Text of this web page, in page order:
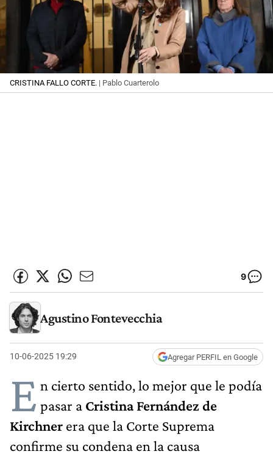
CRISTINA FALLO CORTE. | Pablo Cuarterolo
9
Agustino Fontevecchia
10-06-2025 19:29 Agregar PERFIL en Google
E n cierto sentido, lo mejor que le podía
pasar a Cristina Fernández de
Kirchner era que la Corte Suprema
confirme su condena en la causa